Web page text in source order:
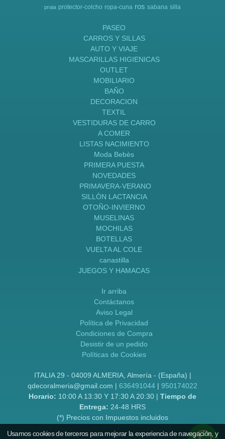
praia protector-colcho ropa-cuna ros sabana silla
PASEO
CARROS Y SILLAS
AUTO Y VIAJE
MASCARILLAS HIGIENICAS
OUTLET
MOBILIARIO
BAÑO
DECORACION
TEXTIL
VESTIDURAS DE CARRO
A COMER
LISTAS NACIMIENTO
Moda Bebès
PRIMERA PUESTA
NOVEDADES
PRIMAVERA-VERANO
SILLÒN LACTANCIA
OTOÑO-INVIERNO
MUSELINAS
MOCHILAS
BOTELLAS
VUELTA AL COLE
canastilla
JUEGOS Y HAMACAS
Ir arriba
Contáctanos
Aviso Legal
Política de Privacidad
Condiciones de Compra
Desistir de un pedido
Políticas de Cookies
ITALIA 29 - 04009 ALMERIA, Almería - (España) |
qdecoralmeria@gmail.com | 636491044 | 950174022
Horario: 10:00 A 13:30 Y 17:30 A 20:30 | Tiempo de
Entrega: 24-48 HRS
(*) Precios con Impuestos incluidos
Usamos cookies de terceros para mejorar la experiencia de navegación, y